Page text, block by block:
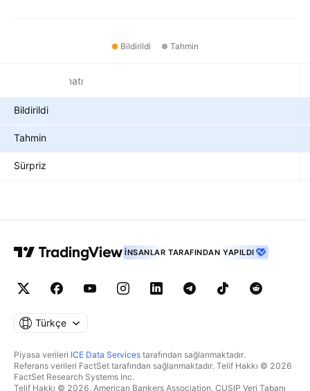
Bildirildi Tahmin
Sürdürme teminatı
Bildirildi
Tahmin
Sürpriz
İNSANLAR TARAFINDAN YAPILDI
Türkçe
Piyasa verileri ICE Data Services tarafından sağlanmaktadır.
Referans verileri FactSet tarafından sağlanmaktadır. Telif Hakkı © 2026
FactSet Research Systems Inc.
Telif Hakkı © 2026, American Bankers Association. CUSIP Veri Tabanı